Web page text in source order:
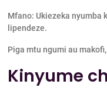
Mfano: Ukiezeka nyumba
lipendeze.
Piga mtu ngumi au
Kinyume